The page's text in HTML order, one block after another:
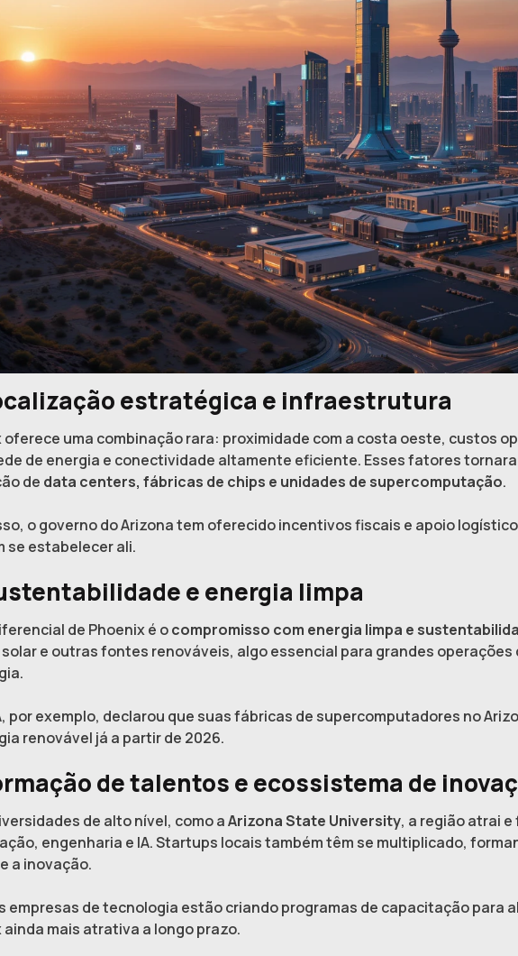
estratégica e infraestrutura
oferece uma combinação rara: proximidade com a costa oeste, custos
de energia e conectividade altamente eficiente. Esses fatores
de data centers, fábricas de chips e unidades de supercomputação.
o governo do Arizona tem oferecido incentivos fiscais e apoio
se estabelecer ali.
e energia limpa
de Phoenix é ocompromisso com energia limpa e
e outras fontes renováveis, algo essencial para grandes operações
por exemplo, declarou que suas fábricas de supercomputadores no
renovável já a partir de 2026.
de talentos e ecossistema de
de alto nível, como aArizona State University, a região atrai
engenharia e IA. Startups locais também têm se multiplicado,
a inovação.
empresas de tecnologia estão criando programas de capacitação para
ainda mais atrativa a longo prazo.